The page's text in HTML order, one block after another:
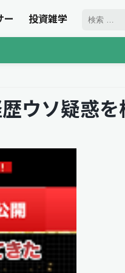
ー 投資雑学
ウソ疑惑を